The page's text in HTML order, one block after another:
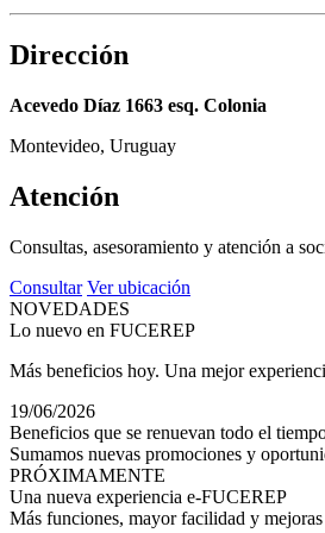
Dirección
Acevedo Díaz 1663 esq. Colonia
Montevideo, Uruguay
Atención
Consultas, asesoramiento y atención a
Consultar Ver ubicación
NOVEDADES
Lo nuevo en FUCEREP
Más beneficios hoy. Una mejor
19/06/2026
Beneficios que se renuevan todo el
Sumamos nuevas promociones y
PRÓXIMAMENTE
Una nueva experiencia e-FUCEREP
Más funciones, mayor facilidad y mejoras